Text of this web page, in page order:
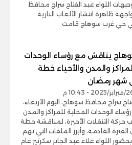
اللواء عبد الفتاح سراج محافظ
ظاهرة انتشار الألعاب النارية
حي غرب سوهاج قامت
يناقش مع رؤساء الوحدات
والمدن والأحياء خطة
شهر رمضان
سراج محافظ سوهاج، اليوم الأربعاء،
الوحدات المحلية للمراكز والمدن
حركة التنقلات الأخيرة، لمناقشة خطة
القادمة، وأبرز الملفات التي تهم
اللواء علاء عبد الجابر سكرتير عام